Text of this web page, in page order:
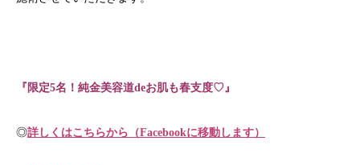
『限定5名！純金美容道deお肌も春支度♡』
◎詳しくはこちらから（Facebookに移動します）